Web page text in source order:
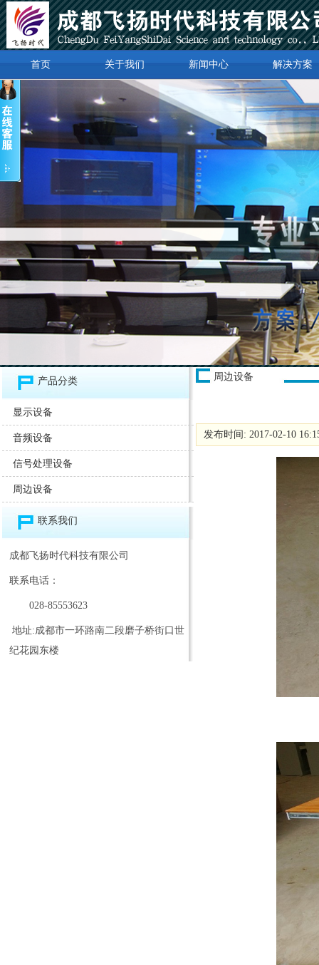
首页 关于我们 新闻中心 解决方案
产品分类
显示设备
音频设备
信号处理设备
周边设备
联系我们
成都飞扬时代科技有限公司
联系电话：
028-85553623
地址:成都市一环路南二段磨子桥街口世
纪花园东楼
周边设备
发布时间: 2017-02-10